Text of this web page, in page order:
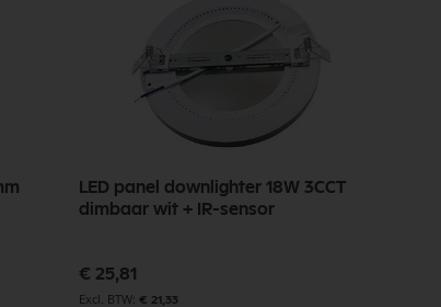
LED panel downlighter 18W 3CCT
dimbaar wit + IR-sensor
€ 25,81
€ 21,33